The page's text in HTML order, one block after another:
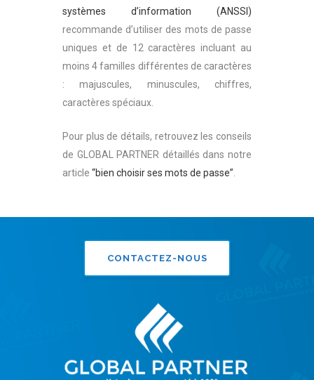
systèmes d’information (ANSSI)
recommande d’utiliser des mots de passe
uniques et de 12 caractères incluant au
moins 4 familles différentes de caractères
: majuscules, minuscules, chiffres,
caractères spéciaux.
Pour plus de détails, retrouvez les conseils
de GLOBAL PARTNER détaillés dans notre
article “bien choisir ses mots de passe”
CONTACTEZ-NOUS